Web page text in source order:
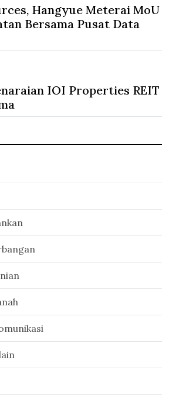
Hangyue Meterai MoU
Bersama Pusat Data
IOI Properties REIT